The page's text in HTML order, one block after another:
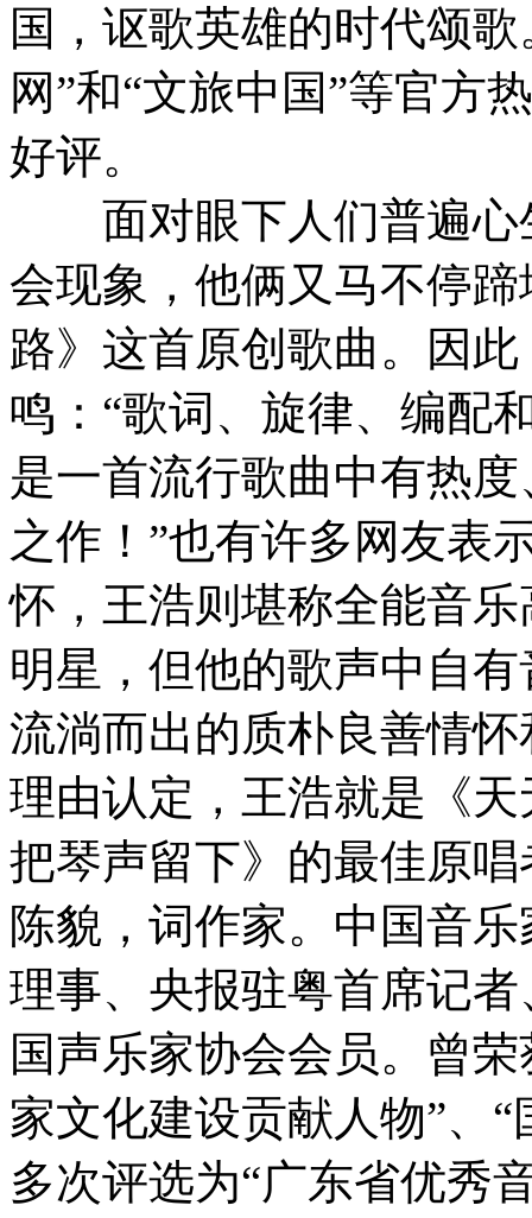
国，讴歌英雄的时代颂
网”和“文旅中国”等官方
好评。
面对眼下人们普遍心
会现象，他俩又马不停
路》这首原创歌曲。因
鸣：“歌词、旋律、编配
是一首流行歌曲中有热
之作！”也有许多网友表
怀，王浩则堪称全能音
明星，但他的歌声中自
流淌而出的质朴良善情
理由认定，王浩就是《
把琴声留下》的最佳原唱
陈貌，词作家。中国音
理事、央报驻粤首席记
国声乐家协会会员。曾
家文化建设贡献人物”、
多次评选为“广东省优秀